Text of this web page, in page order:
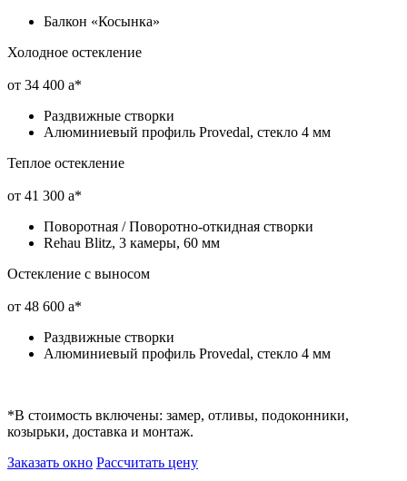
Балкон «Косынка»
Холодное остекление
от 34 400 a*
Раздвижные створки
Алюминиевый профиль Provedal, стекло 4 мм
Теплое остекление
от 41 300 a*
Поворотная / Поворотно-откидная створки
Rehau Blitz, 3 камеры, 60 мм
Остекление с выносом
от 48 600 a*
Раздвижные створки
Алюминиевый профиль Provedal, стекло 4 мм
*В стоимость включены: замер, отливы, подоконники,
козырьки, доставка и монтаж.
Заказать окно Рассчитать цену